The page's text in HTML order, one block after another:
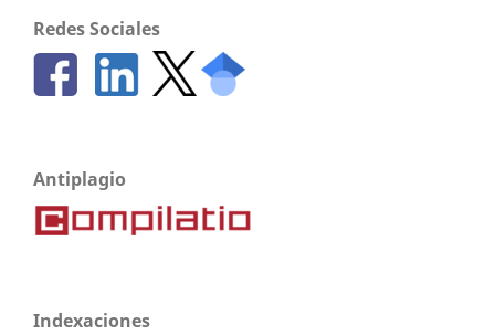
Redes Sociales
Antiplagio
Indexaciones